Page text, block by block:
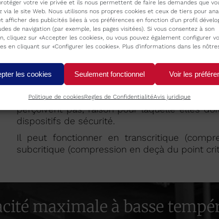
votre vie privée et ils nous permettent de faire les demandes que
via le site Web. Nous utilisons nos propres cookies et ceux de tiers pour
afficher des publicités liées à vos préférences en fonction d'un profil
de navigation (par exemple, les pages visitées). Si vous consentez à son
cliquez sur «Accepter les cookies», ou vous pouvez également configurer
en cliquant sur «Configurer les cookies». Plus d'informations dans les
les cookies Seulement fonctionnel Voir les
Politique de cookiesRegles de ConfidentialitéAvis juridique
3 2
répandu dans l’environnement et facile à
Ce gaz n’est ni inflammable ni toxique, il
laquelle il ne porte pas préjudice au produit
Pour les personnes, sa présence dans
dans la mesure où il remplace l’oxygène.
C’est un gaz facilement détectable avec
concentrations très basses. Comme
perçoivent pas, raison pour laquelle elles
dispositifs de sécurité.
Il peut fonctionner en transcritique
subcritique (compression en deçà du point
maximale à basse